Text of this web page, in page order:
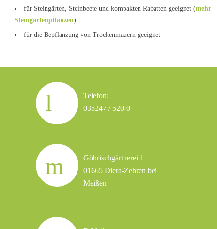
für Steingärten, Steinbeete und kompakten Rabatten geeignet (mehr
Steingartenpflanzen)
für die Bepflanzung von Trockenmauern geeignet
Telefon:
035247 / 520-0
Göhrischgärtnerei 1
01665 Diera-Zehren bei
Meißen